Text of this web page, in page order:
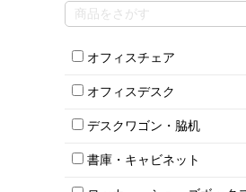
オフィスチェア
肘付きチェア
肘無しチェア
役員チェア
オフィスチェアその他
オフィスデスク
片袖机
フリーアドレスデスク（
昇降デスク
デスクワゴン・脇机
インワゴン2段
インワゴン3段
書庫・キャビネット
ハイキャビネット